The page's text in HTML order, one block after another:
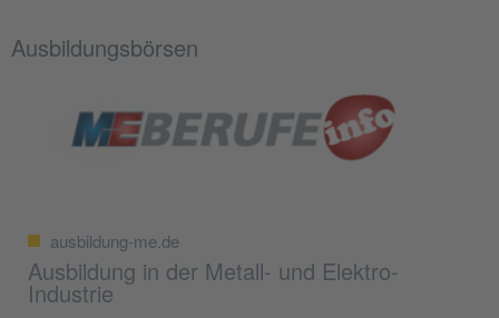
Ausbildungsbörsen
ausbildung-me.de
Ausbildung in der Metall- und Elektro-
Industrie